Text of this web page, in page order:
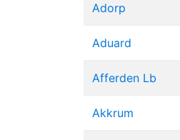
Adorp
Aduard
Afferden Lb
Akkrum